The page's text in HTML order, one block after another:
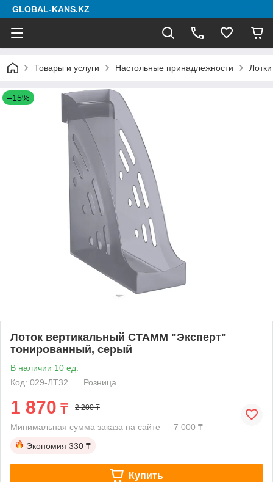
GLOBAL-KANS.KZ
Товары и услуги Настольные принадлежности
–15%
Лоток вертикальный СТАММ "Эксперт"
тонированный, серый
В наличии 10 ед.
Код: 029-ЛТ32
Розница
1 870 ₸ 2 200 ₸
Минимальная сумма заказа на сайте — 7 000 ₸
Экономия 330 ₸
Купить